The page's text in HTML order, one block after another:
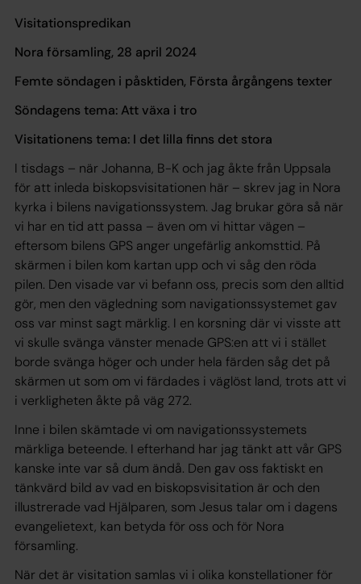
Visitationspredikan
Nora församling, 28 april 2024
Femte söndagen i påsktiden, Första årgångens texter
Söndagens tema: Att växa i tro
Visitationens tema: I det lilla finns det stora
I tisdags – när Johanna, B-K och jag åkte från Uppsala
för att inleda biskopsvisitationen här – skrev jag in Nora
kyrka i bilens navigationssystem. Jag brukar göra så när
vi har en tid att passa – även om vi hittar vägen –
eftersom bilens GPS anger ungefärlig ankomsttid. På
skärmen i bilen kom kartan upp och vi såg den röda
pilen. Den visade var vi befann oss, precis som den alltid
gör, men den vägledning som navigationssystemet gav
oss var minst sagt märklig. I en korsning där vi visste att
vi skulle svänga vänster menade GPS:en att vi i stället
borde svänga höger och under hela färden såg det på
skärmen ut som om vi färdades i väglöst land, trots att vi
i verkligheten åkte på väg 272.
Inne i bilen skämtade vi om navigationssystemets
märkliga beteende. I efterhand har jag tänkt att vår GPS
kanske inte var så dum ändå. Den gav oss faktiskt en
tänkvärd bild av vad en biskopsvisitation är och den
illustrerade vad Hjälparen, som Jesus talar om i dagens
evangelietext, kan betyda för oss och för Nora
församling.
När det är visitation samlas vi i olika konstellationer för